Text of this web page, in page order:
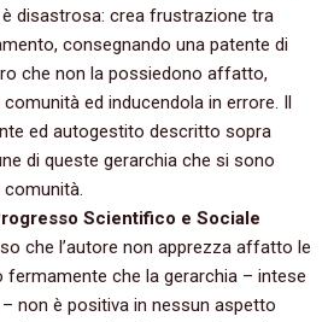
disastrosa:‭ ‬crea frustrazione tra
‬consegnando una patente di
che non la possiedono affatto,‭
ed inducendola in errore.‭ ‬Il
ed autogestito descritto sopra
di queste gerarchia che si sono
Scientifico‭ ‬e Sociale
che l’autore non apprezza affatto le
che la gerarchia‭ – ‬intese
‬non è positiva in nessun aspetto